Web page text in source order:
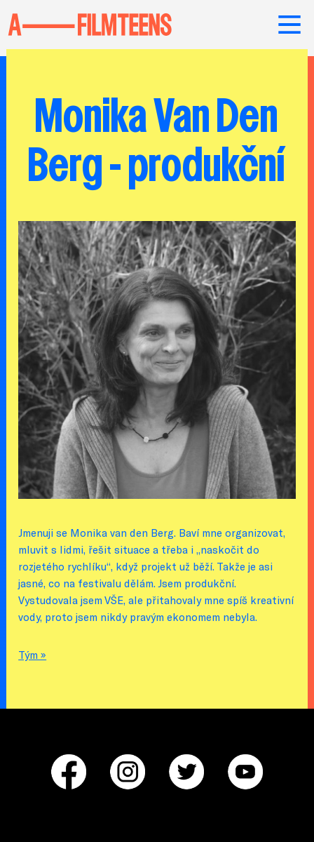
Monika Van Den
Berg - produkční
Jmenuji se Monika van den Berg. Baví mne organizovat,
mluvit s lidmi, řešit situace a třeba i „naskočit do
rozjetého rychlíku“, když projekt už běží. Takže je asi
jasné, co na festivalu dělám. Jsem produkční.
Vystudovala jsem VŠE, ale přitahovaly mne spíš kreativní
vody, proto jsem nikdy pravým ekonomem nebyla.
Tým »